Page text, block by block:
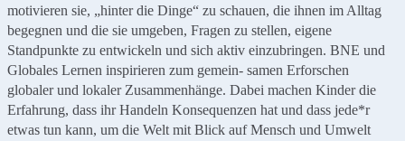
motivieren sie, „hinter die Dinge“ zu schauen, die ihnen im Alltag
begegnen und die sie umgeben, Fragen zu stellen, eigene
Standpunkte zu entwickeln und sich aktiv einzubringen. BNE und
Globales Lernen inspirieren zum gemein- samen Erforschen
globaler und lokaler Zusammenhänge. Dabei machen Kinder die
Erfahrung, dass ihr Handeln Konsequenzen hat und dass jede*r
etwas tun kann, um die Welt mit Blick auf Mensch und Umwelt